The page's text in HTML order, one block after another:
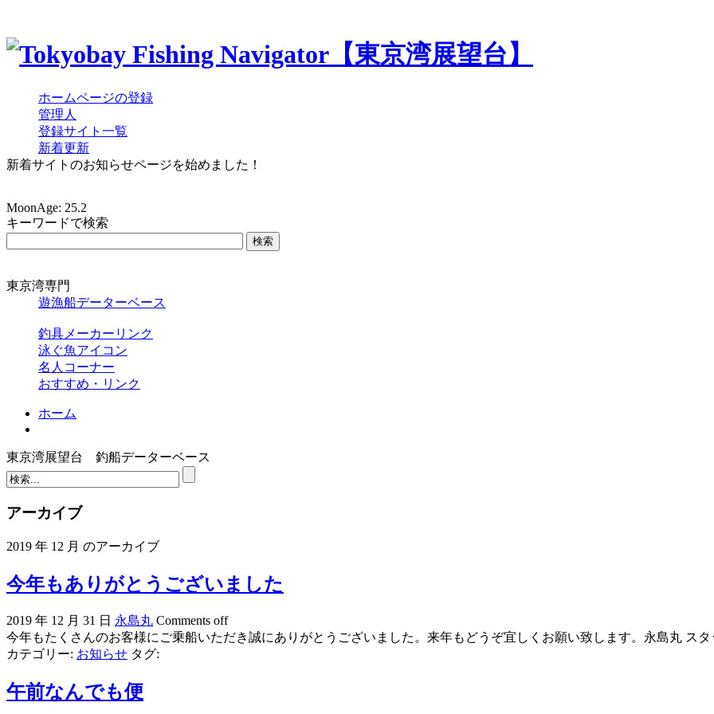
ホームページの登録
管理人
登録サイト一覧
新着更新
新着サイトのお知らせページを始めました！
MoonAge: 25.2
キーワードで検索
東京湾専門
遊漁船データーベース
釣具メーカーリンク
泳ぐ魚アイコン
名人コーナー
おすすめ・リンク
ホーム
東京湾展望台 釣船データーベース
アーカイブ
2019 年 12 月 のアーカイブ
今年もありがとうございました
2019 年 12 月 31 日 永島丸 Comments off
今年もたくさんのお客様にご乗船いただき誠にありがとうございました。来年もどうぞ宜しくお願い致します。永島丸 ス
カテゴリー: お知らせ タグ:
午前なんでも便